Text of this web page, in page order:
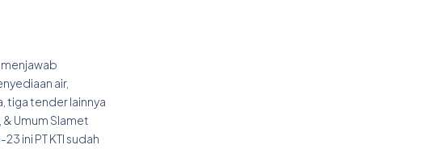
air,
tiga tender lainnya
& Umum Slamet
ini PT KTI sudah